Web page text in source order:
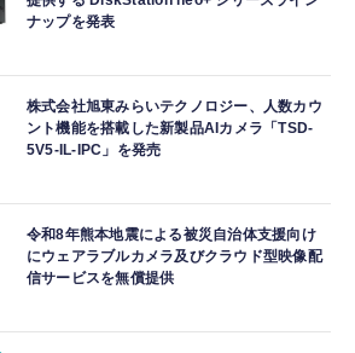
ナップを発表
株式会社旭東みらいテクノロジー、人数カウ
ント機能を搭載した新製品AIカメラ「TSD-
5V5-IL-IPC」を発売
令和8年熊本地震による被災自治体支援向け
にウェアラブルカメラ及びクラウド型映像配
信サービスを無償提供